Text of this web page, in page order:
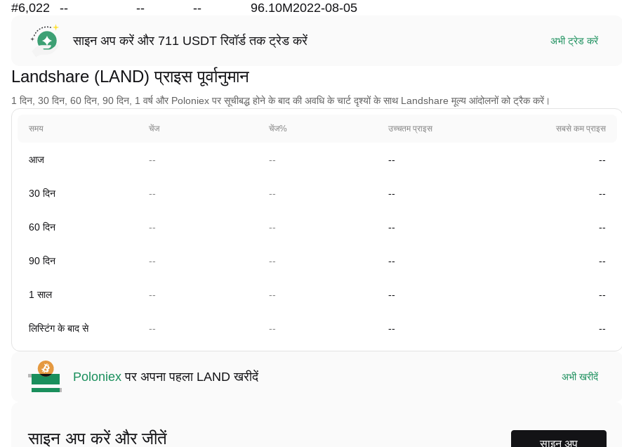
#6,022 -- -- -- 96.10M2022-08-05
साइन अप करें और 711 USDT रिवॉर्ड तक ट्रेड करें अभी ट्रेड करें
Landshare (LAND) प्राइस पूर्वानुमान
1 दिन, 30 दिन, 60 दिन, 90 दिन, 1 वर्ष और Poloniex पर सूचीबद्ध होने के बाद की अवधि के चार्ट दृश्यों के साथ Landshare मूल्य आंदोलनों को ट्रैक करें।
समय चेंज चेंज% उच्चतम प्राइस सबसे कम प्राइस
आज -- -- -- --
30 दिन -- -- -- --
60 दिन -- -- -- --
90 दिन -- -- -- --
1 साल -- -- -- --
लिस्टिंग के बाद से -- -- -- --
Poloniex पर अपना पहला LAND खरीदें अभी खरीदें
साइन अप करें और जीतें साइन अप